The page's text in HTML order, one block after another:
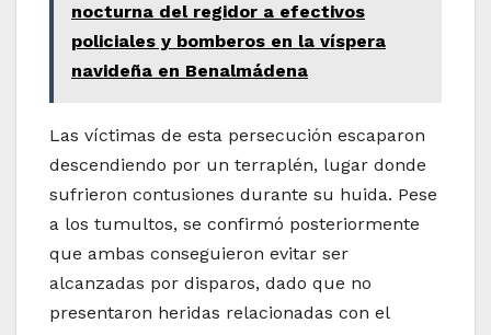
nocturna del regidor a efectivos
policiales y bomberos en la víspera
navideña en Benalmádena
Las víctimas de esta persecución escaparon
descendiendo por un terraplén, lugar donde
sufrieron contusiones durante su huida. Pese
a los tumultos, se confirmó posteriormente
que ambas conseguieron evitar ser
alcanzadas por disparos, dado que no
presentaron heridas relacionadas con el